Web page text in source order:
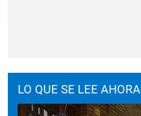
LO QUE SE LEE AHORA